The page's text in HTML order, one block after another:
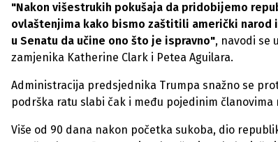
"Nakon višestrukih pokušaja da pridobijemo
ovlaštenjima kako bismo zaštitili američki narod
u Senatu da učine ono što je ispravno", navodi se
zamjenika Katherine Clark i Petea Aguilara.
Administracija predsjednika Trumpa snažno se
podrška ratu slabi čak i među pojedinim članovima
Više od 90 dana nakon početka sukoba, dio